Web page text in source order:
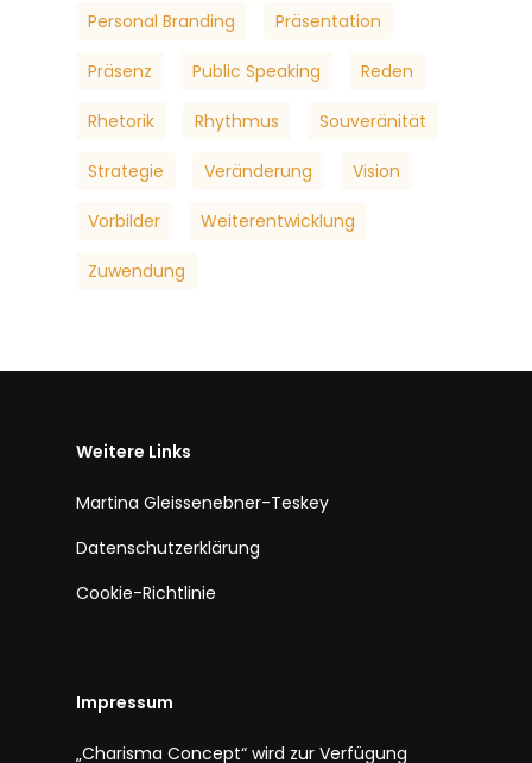
Personal Branding Präsentation
Präsenz Public Speaking Reden
Rhetorik Rhythmus Souveränität
Strategie Veränderung Vision
Vorbilder Weiterentwicklung
Zuwendung
Weitere Links
Martina Gleissenebner-Teskey
Datenschutzerklärung
Cookie-Richtlinie
Impressum
„Charisma Concept“ wird zur Verfügung